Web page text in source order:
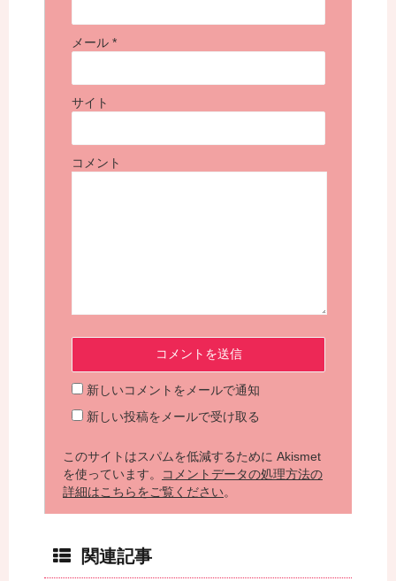
メール *
サイト
コメント
新しいコメントをメールで通知
新しい投稿をメールで受け取る
このサイトはスパムを低減するために Akismet
を使っています。
コメントデータの処理方法の
詳細はこちらをご覧ください。
関連記事